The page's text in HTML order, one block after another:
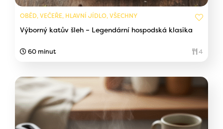
OBĚD, VEČEŘE, HLAVNÍ JÍDLO, VŠECHNY
Výborný katův šleh – Legendární hospodská klasika
60 minut 4